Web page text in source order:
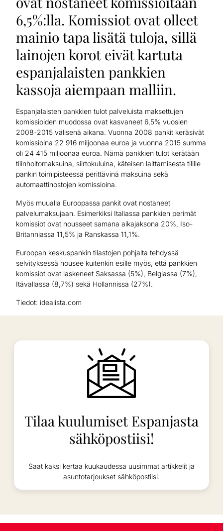
6,5%:lla. Komissiot ovat olleet
mainio tapa lisätä tuloja, sillä
lainojen korot eivät kartuta
espanjalaisten pankkien
kassoja aiempaan malliin.
Espanjalaisten pankkien tulot palveluista maksettujen
komissioiden muodossa ovat kasvaneet 6,5% vuosien
2008-2015 välisenä aikana. Vuonna 2008 pankit keräsivät
komissioina 22 916 miljoonaa euroa ja vuonna 2015 summa
oli 24 415 miljoonaa euroa. Nämä pankkien tulot kerätään
tilinhoitomaksuina, siirtokuluina, käteisen laittamisesta tilille
pankin toimipisteessä perittävinä maksuina sekä
automaattinostojen komissioina.
Myös muualla Euroopassa pankit ovat nostaneet
palvelumaksujaan. Esimerkiksi Italiassa pankkien perimät
komissiot ovat nousseet samana aikajaksona 20%, Iso-
Britanniassa 11,5% ja Ranskassa 11,1%.
Euroopan keskuspankin tilastojen pohjalta tehdyssä
selvityksessä nousee kuitenkin esille myös, että pankkien
komissiot ovat laskeneet Saksassa (5%), Belgiassa (7%),
Itävallassa (8,7%) sekä Hollannissa (27%).
Tiedot: idealista.com
Tilaa kuulumiset Espanjasta
sähköpostiisi!
Saat kaksi kertaa kuukaudessa uusimmat artikkelit ja
asuntotarjoukset sähköpostiisi.